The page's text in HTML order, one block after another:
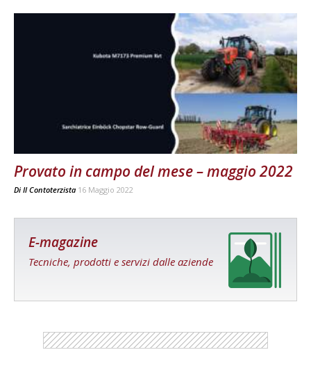
Provato in campo del mese – maggio 2022
Di Il Contoterzista 16 Maggio 2022
E-magazine
Tecniche, prodotti e servizi dalle aziende